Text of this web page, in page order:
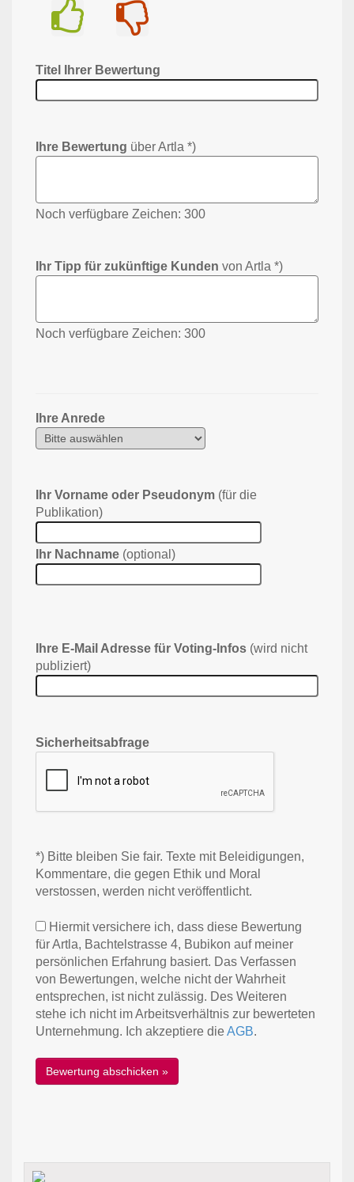
Titel Ihrer Bewertung
Ihre Bewertung über Artla *)
Noch verfügbare Zeichen: 300
Ihr Tipp für zukünftige Kunden von Artla *)
Noch verfügbare Zeichen: 300
Ihre Anrede
Ihr Vorname oder Pseudonym (für die
Publikation)
Ihr Nachname (optional)
Ihre E-Mail Adresse für Voting-Infos (wird nicht
publiziert)
Sicherheitsabfrage
*) Bitte bleiben Sie fair. Texte mit Beleidigungen,
Kommentare, die gegen Ethik und Moral
verstossen, werden nicht veröffentlicht.
Hiermit versichere ich, dass diese Bewertung
für Artla, Bachtelstrasse 4, Bubikon auf meiner
persönlichen Erfahrung basiert. Das Verfassen
von Bewertungen, welche nicht der Wahrheit
entsprechen, ist nicht zulässig. Des Weiteren
stehe ich nicht im Arbeitsverhältnis zur bewerteten
Unternehmung. Ich akzeptiere dieAGB.